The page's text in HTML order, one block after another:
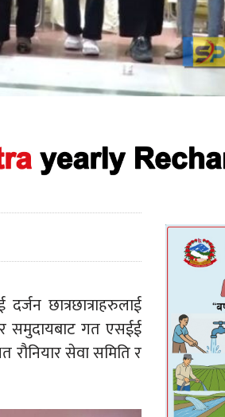
छात्रछात्राहरुलाई
समुदायबाट गत एसईई
रौनियार सेवा समिति र